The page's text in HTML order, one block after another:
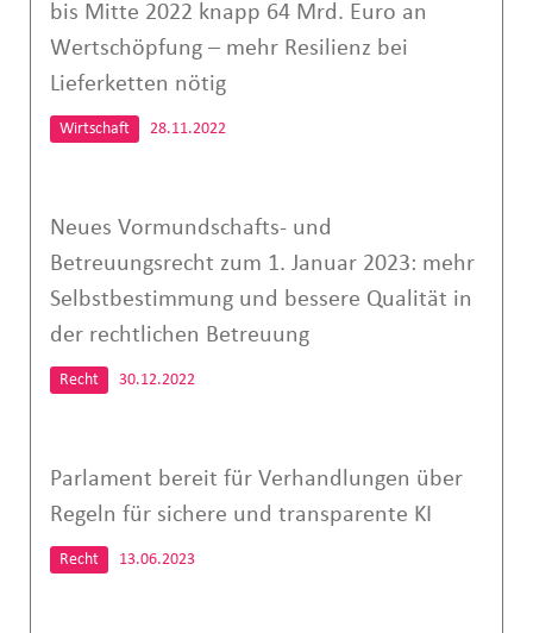
bis Mitte 2022 knapp 64 Mrd. Euro an
Wertschöpfung – mehr Resilienz bei
Lieferketten nötig
Wirtschaft 28.11.2022
Neues Vormundschafts- und
Betreuungsrecht zum 1. Januar 2023: mehr
Selbstbestimmung und bessere Qualität in
der rechtlichen Betreuung
Recht 30.12.2022
Parlament bereit für Verhandlungen über
Regeln für sichere und transparente KI
Recht 13.06.2023